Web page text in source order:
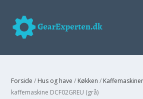
Forside / Hus og have / Køkken / Kaffemaskiner
kaffemaskine DCF02GREU (grå)